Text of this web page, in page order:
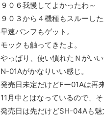
９０６我慢してよかったわ～
９０３から４機種もスルーした
早速パンフもゲット。
モックも触ってきたよ。
やっぱり、使い慣れたＮがい
N-01Aがかなりいい感じ。
発売日未定だけどFー01Aは再
11月中とはなっているので、
発売日は先だけどSH-04Aも魅